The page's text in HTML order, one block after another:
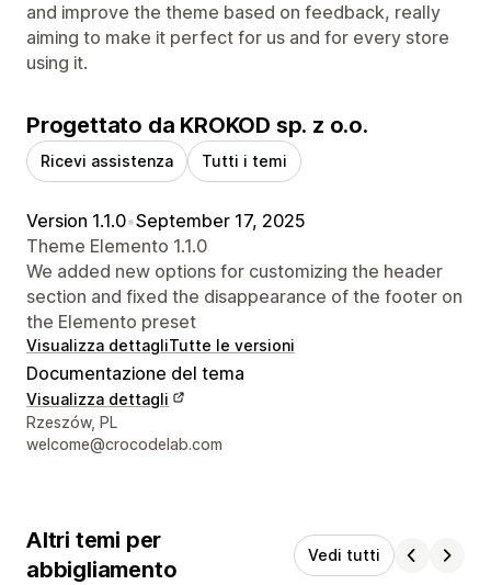
and improve the theme based on feedback, really
aiming to make it perfect for us and for every store
using it.
Progettato da KROKOD sp. z o.o.
Ricevi assistenza Tutti i temi
Version 1.1.0•September 17, 2025
Theme Elemento 1.1.0
We added new options for customizing the header
section and fixed the disappearance of the footer on
the Elemento preset
Visualizza dettagliTutte le versioni
Documentazione del tema
Visualizza dettagli
Recapiti del designer
Rzeszów, PL
welcome@crocodelab.com
Altri temi per
abbigliamento
Vedi tutti